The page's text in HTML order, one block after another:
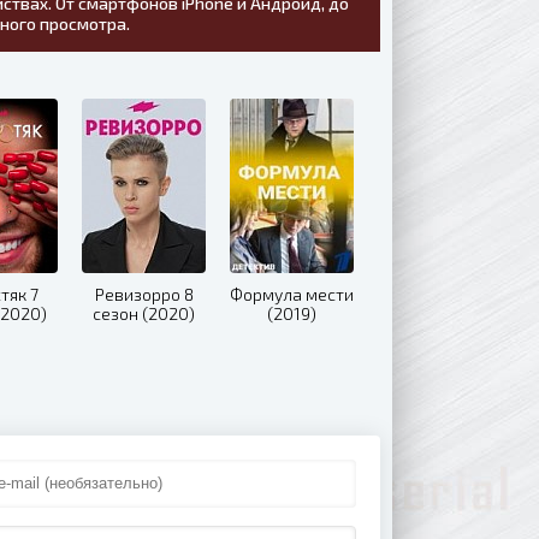
просмотра.
7
Ревизорро 8
сезон (2020)
Формула мести
(2019)